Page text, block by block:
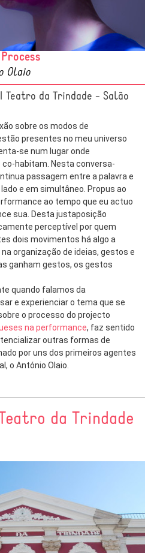
Olaio
| Teatro da Trindade - Salão
sobre os modos de
presentes no meu universo
se num lugar onde
habitam. Nesta conversa-
passagem entre a palavra e
e em simultâneo. Propus ao
ao tempo que eu actuo
sua. Desta justaposição
perceptível por quem
dois movimentos há algo a
organização de ideias, gestos e
ganham gestos, os gestos
quando falamos da
e experienciar o tema que se
o processo do projecto
na performance, faz sentido
outras formas de
por uns dos primeiros agentes
o António Olaio.
da Trindade